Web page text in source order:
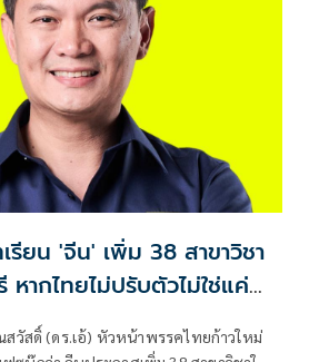
รียน 'จีน' เพิ่ม 38 สาขาวิชา
ค่
สวัสดิ์ (ดร.เอ้) หัวหน้าพรรคไทยก้าวใหม่